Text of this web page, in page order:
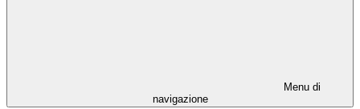
Menu di
navigazione